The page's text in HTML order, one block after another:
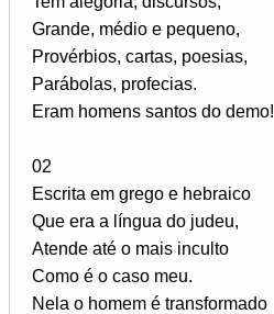
Grande, médio e pequeno,
Provérbios, cartas, poesias,
Parábolas, profecias.
Eram homens santos do demo!
02
Escrita em grego e hebraico
Que era a língua do judeu,
Atende até o mais inculto
Como é o caso meu.
Nela o homem é transformado